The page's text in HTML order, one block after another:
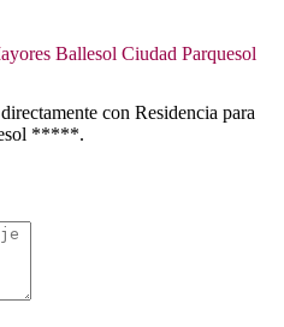
Ballesol Ciudad Parquesol
con Residencia para
*****.